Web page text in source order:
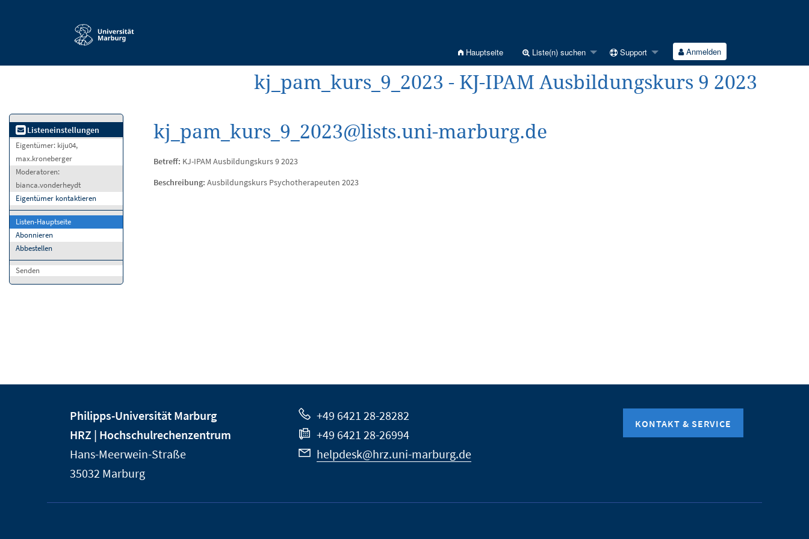
Hauptseite Liste(n) suchen Support Anmelden
kj_pam_kurs_9_2023 - KJ-IPAM Ausbildungskurs 9 2023
Listeneinstellungen
Eigentümer: kiju04,
max.kroneberger
Moderatoren:
bianca.vonderheydt
Eigentümer kontaktieren
Listen-Hauptseite
Abonnieren
Abbestellen
Senden
kj_pam_kurs_9_2023@lists.uni-marburg.de
Betreff: KJ-IPAM Ausbildungskurs 9 2023
Beschreibung: Ausbildungskurs Psychotherapeuten 2023
Informationen
der
Universität
Marburg
Philipps-Universität Marburg
HRZ | Hochschulrechenzentrum
Hans-Meerwein-Straße
35032 Marburg
+49 6421 28-28282
+49 6421 28-26994
helpdesk@hrz.uni-marburg.de
KONTAKT & SERVICE